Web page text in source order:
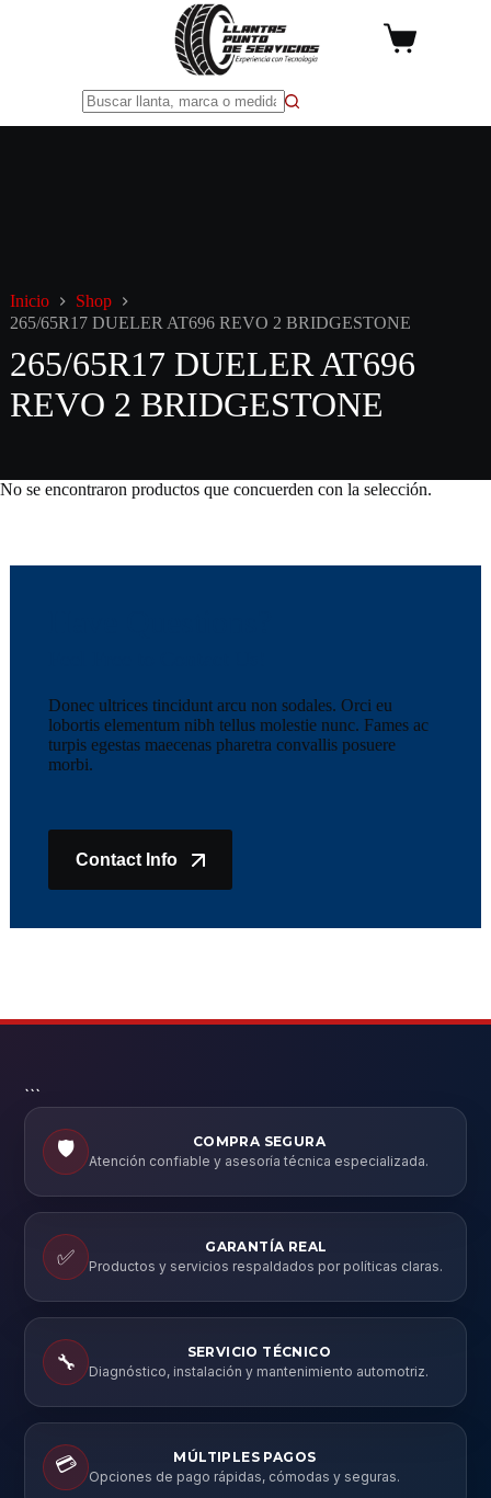
Carro
Inicio
Shop
265/65R17 DUELER AT696 REVO 2 BRIDGESTONE
265/65R17 DUELER AT696
REVO 2 BRIDGESTONE
No se encontraron productos que concuerden con la selección.
Donec ultrices tincidunt arcu non sodales. Orci eu
lobortis elementum nibh tellus molestie nunc. Fames ac
turpis egestas maecenas pharetra convallis posuere
morbi.
Contact Info
```
🛡️
COMPRA SEGURA
Atención confiable y asesoría técnica especializada.
✅
GARANTÍA REAL
Productos y servicios respaldados por políticas claras.
🔧
SERVICIO TÉCNICO
Diagnóstico, instalación y mantenimiento automotriz.
💳
MÚLTIPLES PAGOS
Opciones de pago rápidas, cómodas y seguras.